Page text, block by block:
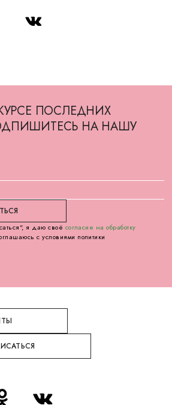
ПОСЛЕДНИХ
НА НАШУ
я даю своё согласие на обработку
с условиями политики